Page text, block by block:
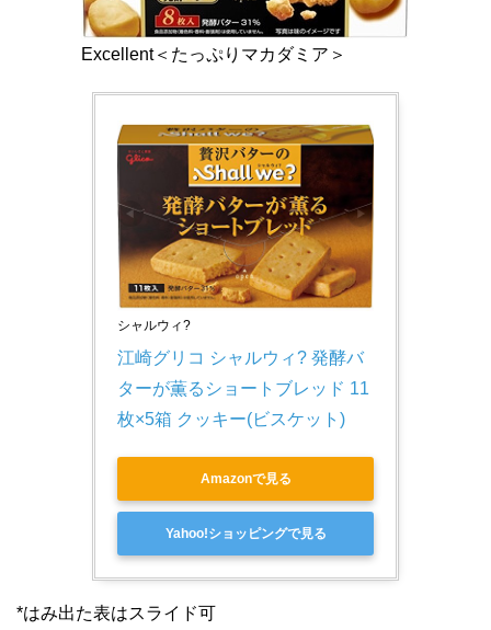
Excellent＜たっぷりマカダミア＞
シャルウィ?
江崎グリコ シャルウィ? 発酵バ
ターが薫るショートブレッド 11
枚×5箱 クッキー(ビスケット)
Amazonで見る
Yahoo!ショッピングで見る